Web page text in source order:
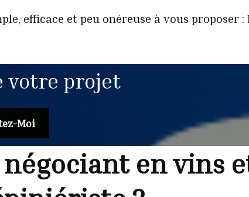
efficace et peu onéreuse à vous proposer
votre projet
Moi
en vins